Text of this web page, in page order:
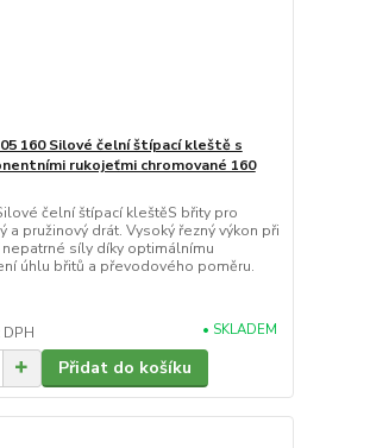
05 160 Silové čelní štípací kleště s
rukojeťmi chromované 160
čelní štípací kleštěS břity pro
a pružinový drát. Vysoký řezný výkon při
síly díky optimálnímu
úhlu břitů a převodového poměru.
• SKLADEM
Přidat do košíku